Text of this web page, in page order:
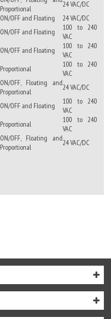
Proportional
24 VAC/DC
ON/OFF and Floating
24 VAC/DC
ON/OFF and Floating
100 to 240
VAC
ON/OFF and Floating
100 to 240
VAC
Proportional
100 to 240
VAC
ON/OFF, Floating and
Proportional
24 VAC/DC
ON/OFF and Floating
100 to 240
VAC
Proportional
100 to 240
VAC
ON/OFF, Floating and
Proportional
24 VAC/DC